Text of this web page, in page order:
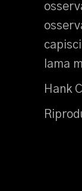
lama
Hank